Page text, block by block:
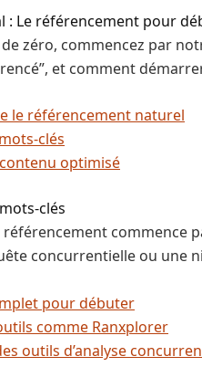
: Le référencement pour
zéro, commencez par
et comment
le référencement naturel
clés
optimisé
clés
commence
concurrentielle ou une
pour débuter
comme Ranxplorer
outils d’analyse